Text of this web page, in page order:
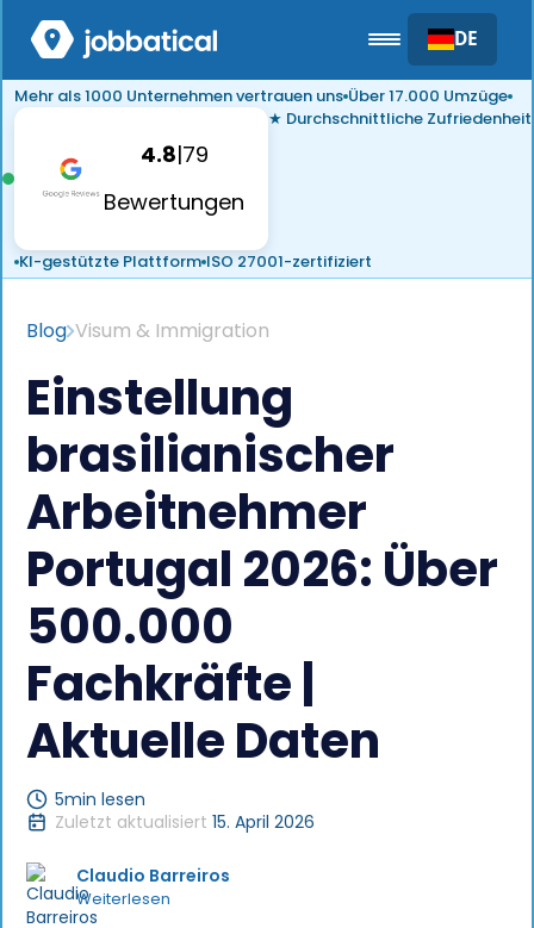
DE
Mehr als 1000 Unternehmen vertrauen uns Über 17.000 Umzüge
4.8|79
Bewertungen
★ Durchschnittliche Zufriedenheit
KI-gestützte Plattform ISO 27001-zertifiziert
Blog Visum & Immigration
Einstellung
brasilianischer
Arbeitnehmer
Portugal 2026: Über
500.000
Fachkräfte |
Aktuelle Daten
5min lesen
Zuletzt aktualisiert 15. April 2026
Claudio Barreiros
Weiterlesen